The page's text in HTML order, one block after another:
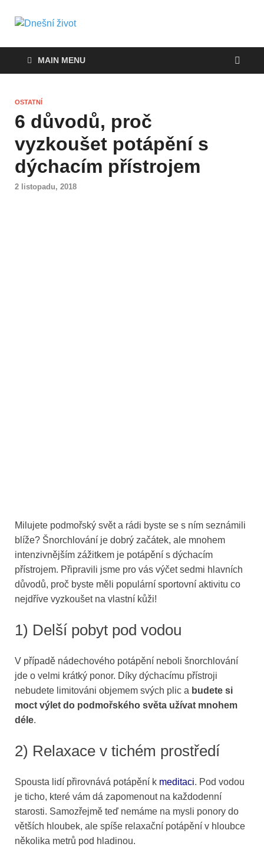
Dnešní život
současnosti
MAIN MENU
OSTATNÍ
6 důvodů, proč
vyzkoušet potápění s
dýchacím přístrojem
2 listopadu, 2018
Milujete podmořský svět a rádi byste se s ním seznámili
blíže? Šnorchlování je dobrý začátek, ale mnohem
intenzivnějším zážitkem je potápění s dýchacím
přístrojem. Připravili jsme pro vás výčet sedmi hlavních
důvodů, proč byste měli populární sportovní aktivitu co
nejdříve vyzkoušet na vlastní kůži!
1) Delší pobyt pod vodou
V případě nádechového potápění neboli šnorchlování
jde o velmi krátký ponor. Díky dýchacímu přístroji
nebudete limitováni objemem svých plic a budete si
moct výlet do podmořského světa užívat mnohem
déle.
2) Relaxace v tichém prostředí
Spousta lidí přirovnává potápění k meditaci. Pod vodou
je ticho, které vám dá zapomenout na každodenní
starosti. Samozřejmě teď nemáme na mysli ponory do
větších hloubek, ale spíše relaxační potápění v hloubce
několika metrů pod hladinou.